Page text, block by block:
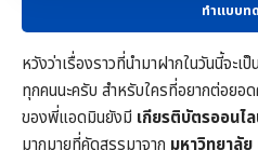
ทำแบบท
หวังว่าเรื่องราวที่นำมาฝากในวันนี้จะ
ทุกคนนะครับ สำหรับใครที่อยากต่อยอ
ของพี่แอดมินยังมี เกียรติบัตรออนไ